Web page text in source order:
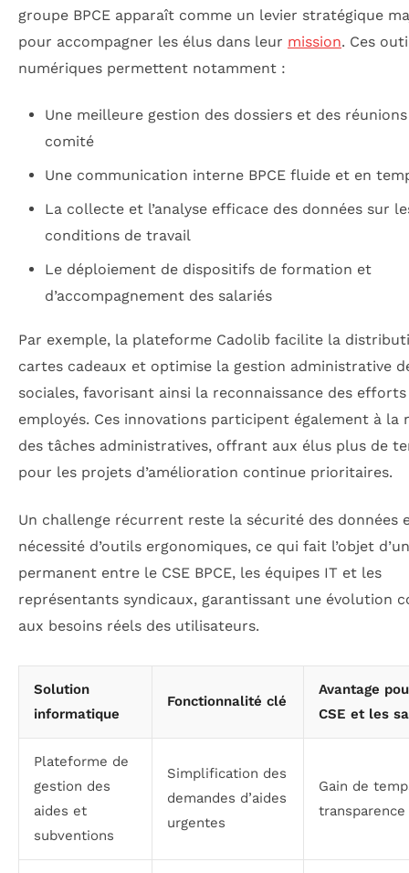
groupe BPCE apparaît comme un levier stratégique
pour accompagner les élus dans leur mission. Ces
numériques permettent notamment :
Une meilleure gestion des dossiers et des
comité
Une communication interne BPCE fluide et en
La collecte et l’analyse efficace des données sur
conditions de travail
Le déploiement de dispositifs de formation et
d’accompagnement des salariés
Par exemple, la plateforme Cadolib facilite la
cartes cadeaux et optimise la gestion administrative
sociales, favorisant ainsi la reconnaissance des efforts
employés. Ces innovations participent également à la
des tâches administratives, offrant aux élus plus de
pour les projets d’amélioration continue prioritaires.
Un challenge récurrent reste la sécurité des données
nécessité d’outils ergonomiques, ce qui fait l’objet
permanent entre le CSE BPCE, les équipes IT et les
représentants syndicaux, garantissant une évolution
aux besoins réels des utilisateurs.
Solution
informatique
Fonctionnalité clé
Avantage
CSE et les
Plateforme de
gestion des
aides et
subventions
Simplification des
demandes d’aides
urgentes
Gain de
transparence